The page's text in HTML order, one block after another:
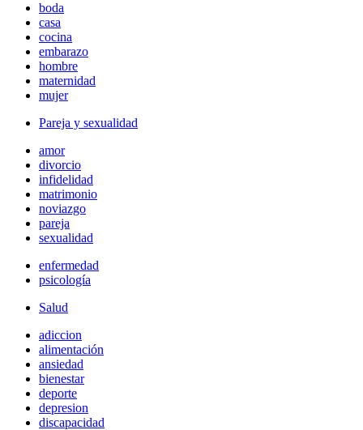
boda
casa
cocina
embarazo
hombre
maternidad
mujer
Pareja y sexualidad
amor
divorcio
infidelidad
matrimonio
noviazgo
pareja
sexualidad
enfermedad
psicología
Salud
adiccion
alimentación
ansiedad
bienestar
deporte
depresion
discapacidad